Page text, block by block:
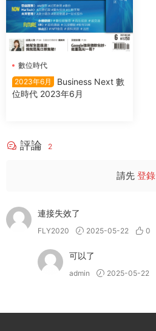
數位時代
2023年6月
Business Next 數
位時代 2023年6月
評論 2
請先 登錄
連接失效了
FLY2020 2025-05-22 0
可以了
admin 2025-05-22